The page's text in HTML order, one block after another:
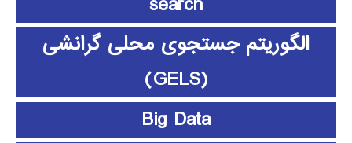
الگوریتم جستجوی محلی گرانشی
(GELS)
Big Data